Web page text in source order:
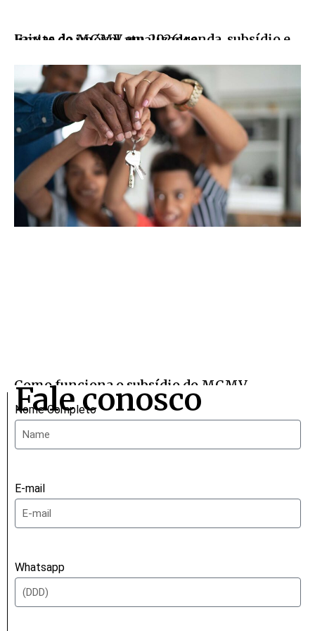
Faixas do MCMV em 2026: renda, subsídio e limite de imóvel atualizados
Como funciona o subsídio do MCMV
Fale conosco
Nome Completo
E-mail
Whatsapp